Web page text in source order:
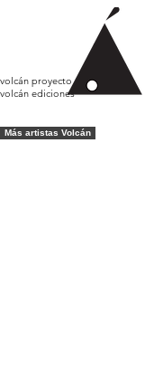
Más artistas Volcán
volcán proyecto
volcán ediciones